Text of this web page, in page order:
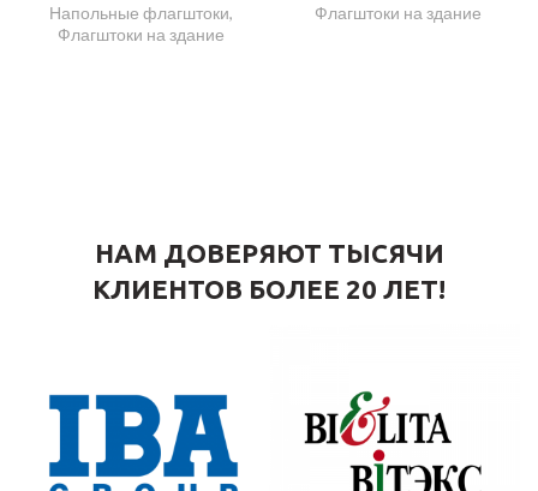
Напольные флагштоки,
Флагштоки на здание
Флагштоки на здание
НАМ ДОВЕРЯЮТ ТЫСЯЧИ
КЛИЕНТОВ БОЛЕЕ 20 ЛЕТ!